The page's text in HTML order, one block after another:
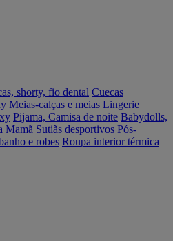
shorty, fio dental Cuecas
Meias-calças e meias Lingerie
Pijama, Camisa de noite Babydolls,
Mamã Sutiãs desportivos Pós-
e robes Roupa interior térmica